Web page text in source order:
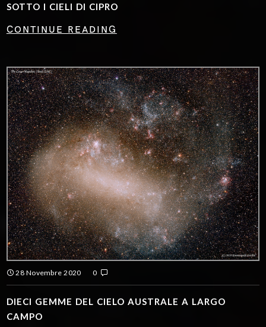
SOTTO I CIELI DI CIPRO
CONTINUE READING
28 Novembre 2020 0
DIECI GEMME DEL CIELO AUSTRALE A LARGO
CAMPO